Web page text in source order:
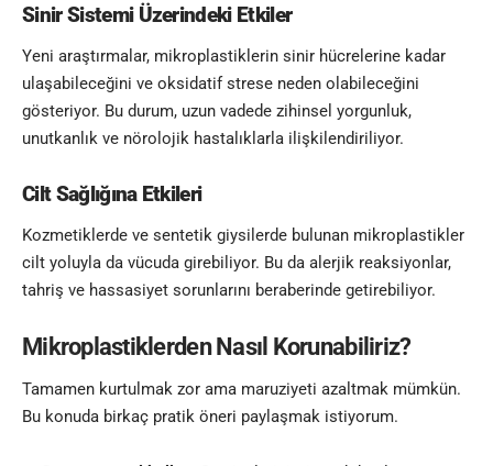
Sinir Sistemi Üzerindeki Etkiler
Yeni araştırmalar, mikroplastiklerin sinir hücrelerine kadar
ulaşabileceğini ve oksidatif strese neden olabileceğini
gösteriyor. Bu durum, uzun vadede zihinsel yorgunluk,
unutkanlık ve nörolojik hastalıklarla ilişkilendiriliyor.
Cilt Sağlığına Etkileri
Kozmetiklerde ve sentetik giysilerde bulunan mikroplastikler
cilt yoluyla da vücuda girebiliyor. Bu da alerjik reaksiyonlar,
tahriş ve hassasiyet sorunlarını beraberinde getirebiliyor.
Mikroplastiklerden Nasıl Korunabiliriz?
Tamamen kurtulmak zor ama maruziyeti azaltmak mümkün.
Bu konuda birkaç pratik öneri paylaşmak istiyorum.